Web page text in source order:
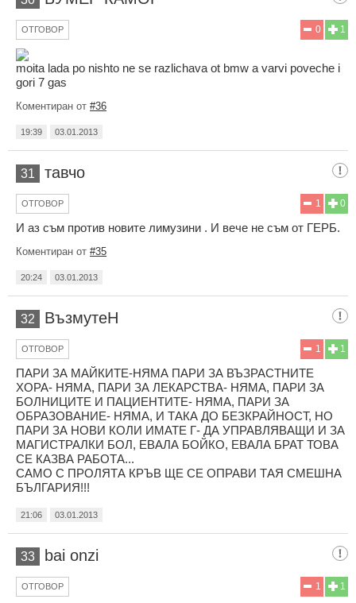
1
0
ОТГОВОР
moita lada po nishto ne se razlichava ot bmw a varvi poveche i
gori 7 gas
Коментиран от #36
19:39 03.01.2013
31 тавчо
0
1
ОТГОВОР
И аз съм против новите лимузини . И вече не съм от ГЕРБ.
Коментиран от #35
20:24 03.01.2013
32 ВъзмутеН
1
1
ОТГОВОР
ПАРИ ЗА МАЙКИТЕ-НЯМА ПАРИ ЗА ВЪЗРАСТНИТЕ
ХОРА- НЯМА, ПАРИ ЗА ЛЕКАРСТВА- НЯМА, ПАРИ ЗА
БОЛНИЦИТЕ И ПАЦИЕНТИТЕ- НЯМА, ПАРИ ЗА
ОБРАЗОВАНИЕ- НЯМА, И ТАКА ДО БЕЗКРАЙНОСТ, НО
ПАРИ ЗА НОВИ КОЛИ ИМАТЕ Г- ДА УПРАВЛЯВАЩИ И ЗА
МАГИСТРАЛКИ БОЛ, ЕВАЛА БОЙКО, ЕВАЛА БРАТ ТОВА
СЕ КАЗВА РАБОТА...
САМО С ПРОЛЯТА КРЪВ ЩЕ СЕ ОПРАВИ ТАЯ СМЕШНА
БЪЛГАРИЯ!!!
21:06 03.01.2013
33 bai onzi
1
1
ОТГОВОР